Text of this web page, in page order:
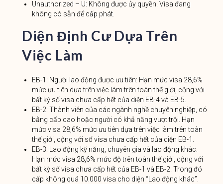
Unauthorized – U: Không được ủy quyền. Visa đang
không có sẵn để cấp phát.
Diện Định Cư Dựa Trên
Việc Làm
EB-1: Người lao động được ưu tiên: Hạn mức visa 28,6%
mức ưu tiên dựa trên việc làm trên toàn thế giới, cộng với
bất kỳ số visa chưa cấp hết của diện EB-4 và EB-5.
EB-2: Thành viên của các ngành nghề chuyên nghiệp, có
bằng cấp cao hoặc người có khả năng vượt trội. Hạn
mức visa 28,6% mức ưu tiên dựa trên việc làm trên toàn
thế giới, cộng với số visa chưa cấp hết của diện EB-1.
EB-3: Lao động kỹ năng, chuyên gia và lao động khác:
Hạn mức visa 28,6% mức độ trên toàn thế giới, cộng với
bất kỳ số visa chưa cấp hết của EB-1 và EB-2. Trong đó
cấp không quá 10.000 visa cho diện “Lao động khác”.